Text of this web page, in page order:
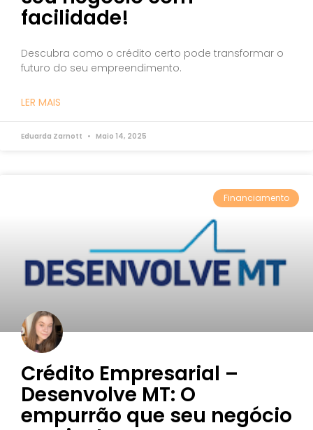
facilidade!
Descubra como o crédito certo pode transformar o
futuro do seu empreendimento.
LER MAIS
Eduarda Zarnott Maio 14, 2025
Financiamento
Crédito Empresarial –
Desenvolve MT: O
empurrão que seu negócio